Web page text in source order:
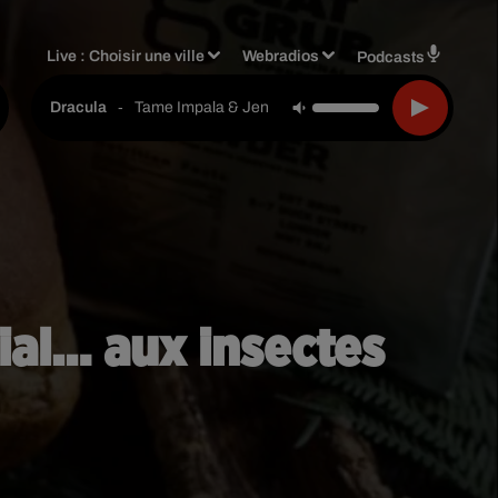
Live :Choisir une ville Webradios Podcasts
Dracula - Tame Impala & Jennie
aux insectes